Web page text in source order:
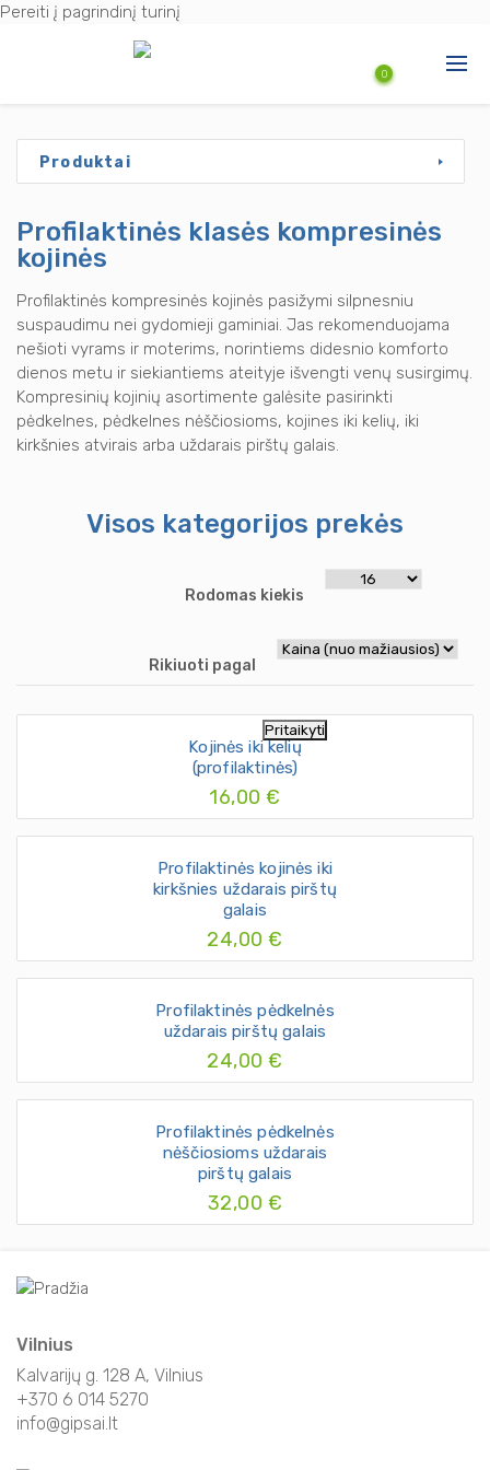
Pereiti į pagrindinį turinį
Produktai
Naujienos
Aktuali informacija
0
Produktai
Profilaktinės klasės kompresinės
kojinės
Profilaktinės kompresinės kojinės pasižymi silpnesniu
suspaudimu nei gydomieji gaminiai. Jas rekomenduojama
nešioti vyrams ir moterims, norintiems didesnio komforto
dienos metu ir siekiantiems ateityje išvengti venų susirgimų.
Kompresinių kojinių asortimente galėsite pasirinkti
pėdkelnes, pėdkelnes nėščiosioms, kojines iki kelių, iki
kirkšnies atvirais arba uždarais pirštų galais.
Visos kategorijos prekės
Rodomas kiekis
Rikiuoti pagal
Pritaikyti
Kojinės iki kelių
(profilaktinės)
16,00 €
Profilaktinės kojinės iki
kirkšnies uždarais pirštų
galais
24,00 €
Profilaktinės pėdkelnės
uždarais pirštų galais
24,00 €
Profilaktinės pėdkelnės
nėščiosioms uždarais
pirštų galais
32,00 €
Vilnius
Kalvarijų g. 128 A, Vilnius
+370 6 014 5270
info@gipsai.lt